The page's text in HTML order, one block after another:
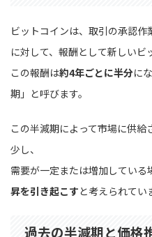
ビットコインは、取引の承認
に対して、報酬として新しいビ
この報酬は約4年ごとに半分に
期」と呼びます。
この半減期によって市場に供
少し、
需要が一定または増加している
昇を引き起こすと考えられてい
過去の半減期と価格